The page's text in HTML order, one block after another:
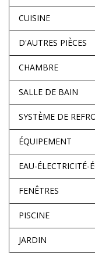
CUISINE
D'AUTRES PIÈCES
CHAMBRE
SALLE DE BAIN
SYSTÈME DE
ÉQUIPEMENT
EAU-ÉLECTRICITÉ-
FENÊTRES
PISCINE
JARDIN